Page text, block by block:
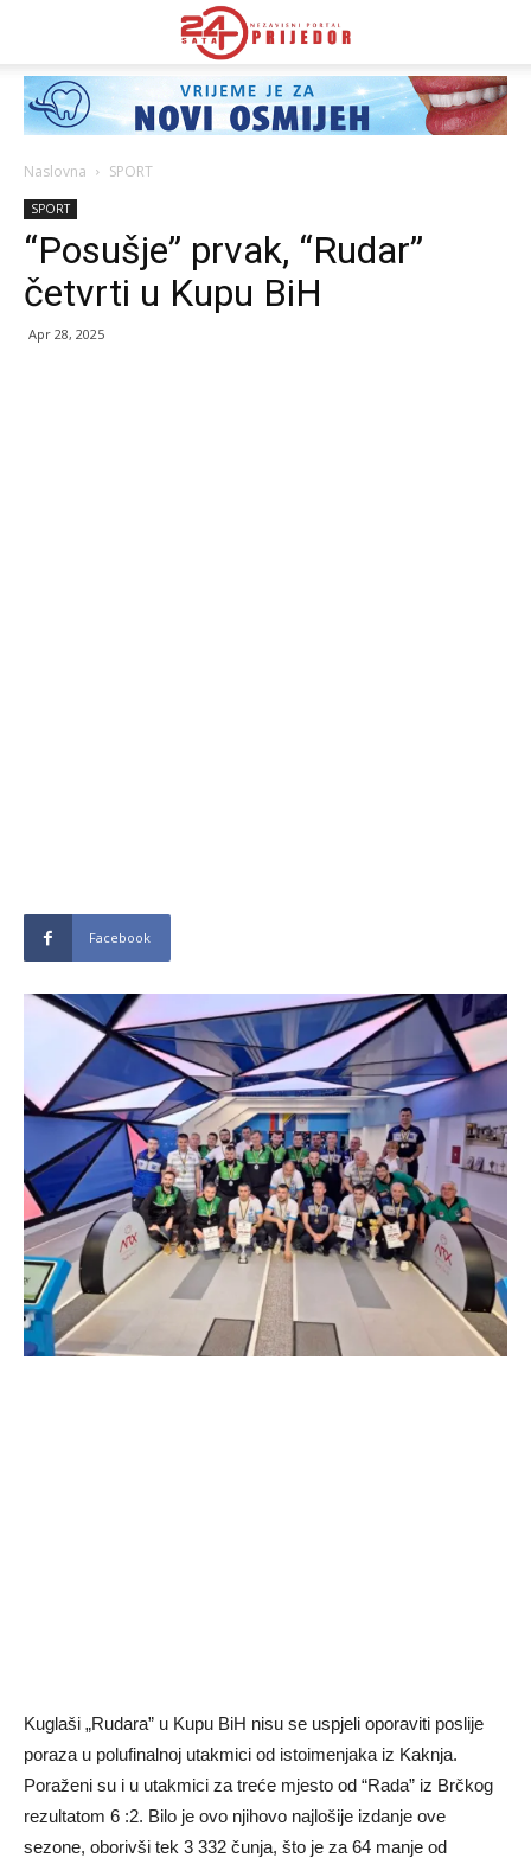
Naslovna SPORT
SPORT
“Posušje” prvak, “Rudar”
četvrti u Kupu BiH
Apr 28, 2025
Facebook
Kuglaši „Rudara” u Kupu BiH nisu se uspjeli oporaviti poslije
poraza u polufinalnoj utakmici od istoimenjaka iz Kaknja.
Poraženi su i u utakmici za treće mjesto od “Rada” iz Brčkog
rezultatom 6 :2. Bilo je ovo njihovo najlošije izdanje ove
sezone, oborivši tek 3 332 čunja, što je za 64 manje od